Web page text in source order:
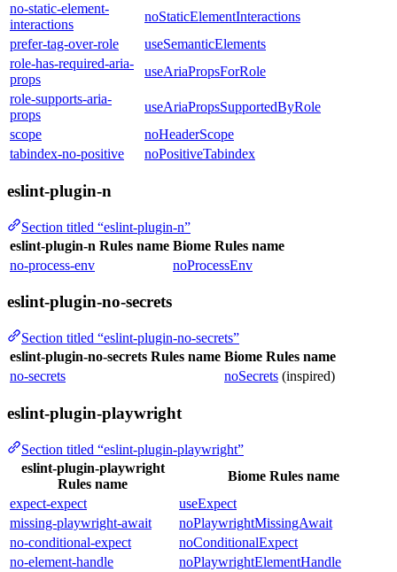
no-static-element-
interactions
noStaticElementInteractions
prefer-tag-over-role
useSemanticElements
role-has-required-aria-
props
useAriaPropsForRole
role-supports-aria-
props
useAriaPropsSupportedByRole
scope
noHeaderScope
tabindex-no-positive
noPositiveTabindex
eslint-plugin-n
Section titled “eslint-plugin-n”
eslint-plugin-n Rules name Biome Rules name
no-process-env
noProcessEnv
eslint-plugin-no-secrets
Section titled “eslint-plugin-no-secrets”
eslint-plugin-no-secrets Rules name Biome Rules name
no-secrets
noSecrets (inspired)
eslint-plugin-playwright
Section titled “eslint-plugin-playwright”
eslint-plugin-playwright
Rules name
Biome Rules name
expect-expect
useExpect
missing-playwright-await
noPlaywrightMissingAwait
no-conditional-expect
noConditionalExpect
no-element-handle
noPlaywrightElementHandle